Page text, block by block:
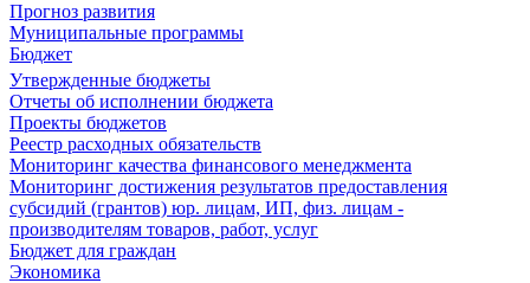
Прогноз развития
Муниципальные программы
Бюджет
Утвержденные бюджеты
Отчеты об исполнении бюджета
Проекты бюджетов
Реестр расходных обязательств
Мониторинг качества финансового менеджмента
Мониторинг достижения результатов предоставления
субсидий (грантов) юр. лицам, ИП, физ. лицам -
производителям товаров, работ, услуг
Бюджет для граждан
Экономика